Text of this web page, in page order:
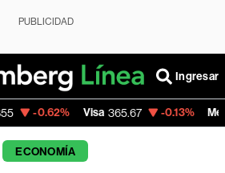
PUBLICIDAD
Ingresar
Visa 365.67 -0.13% MercadoLibre
ECONOMÍA